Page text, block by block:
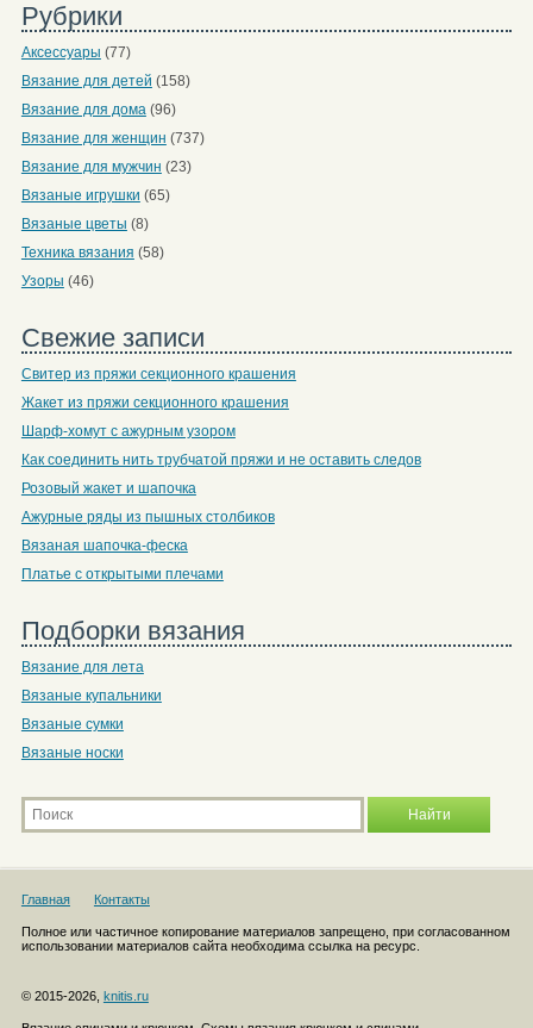
Рубрики
Аксессуары (77)
Вязание для детей (158)
Вязание для дома(96)
Вязание для женщин (737)
Вязание для мужчин (23)
Вязаные игрушки (65)
Вязаные цветы (8)
Техника вязания (58)
Узоры (46)
Свежие записи
Свитер из пряжи секционного крашения
Жакет из пряжи секционного крашения
Шарф-хомут с ажурным узором
Как соединить нить трубчатой пряжи и не оставить следов
Розовый жакет и шапочка
Ажурные ряды из пышных столбиков
Вязаная шапочка-феска
Платье с открытыми плечами
Подборки вязания
Вязание для лета
Вязаные купальники
Вязаные сумки
Вязаные носки
Главная Контакты
Полное или частичное копирование материалов запрещено, при согласованном
использовании материалов сайта необходима ссылка на ресурс.
© 2015-2026, knitis.ru